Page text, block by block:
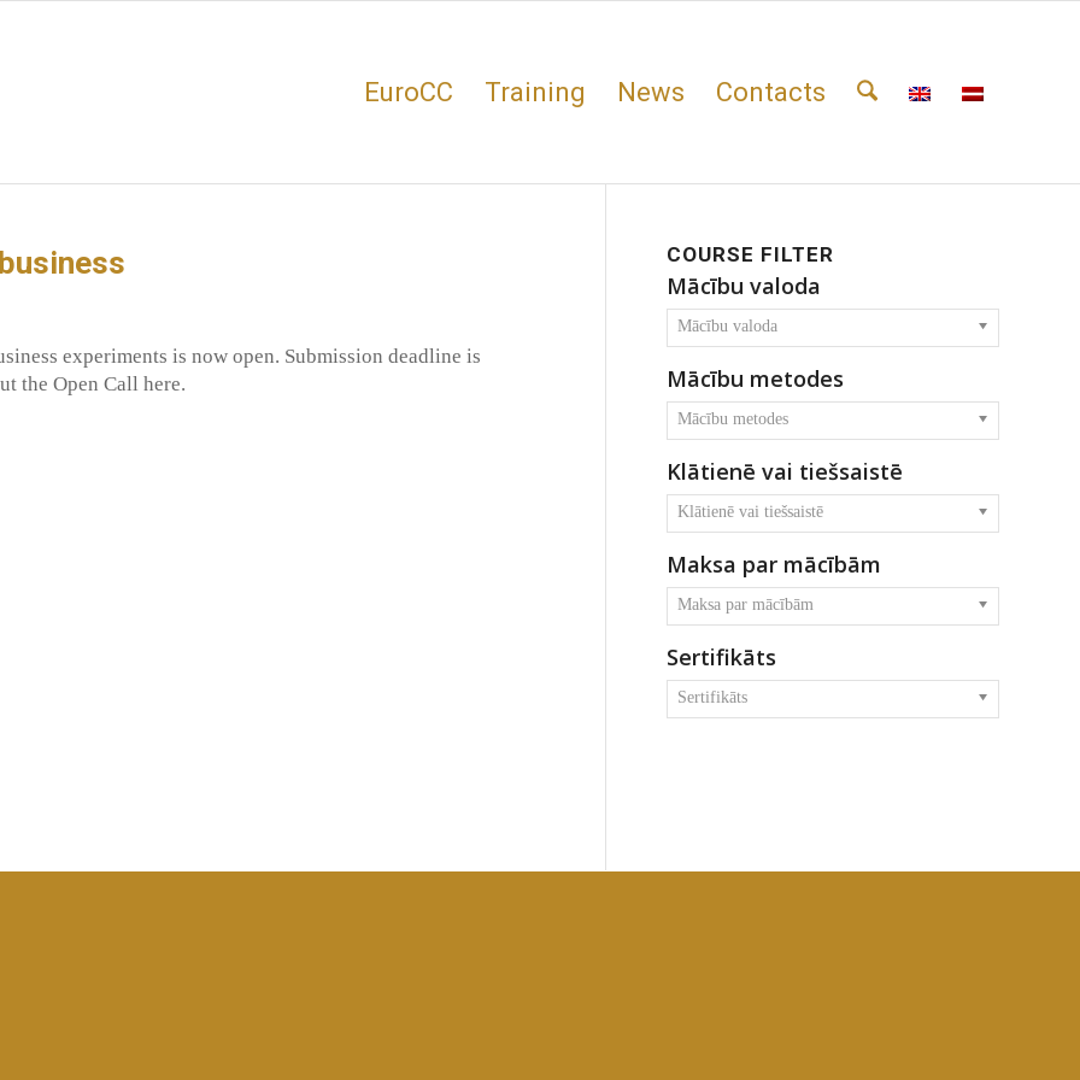
EuroCC Training News Contacts
experiments is now open. Submission deadline is
the Open Call here.
COURSE FILTER
Mācību valoda
Mācību valoda
Mācību metodes
Mācību metodes
Klātienē vai tiešsaistē
Klātienē vai tiešsaistē
Maksa par mācībām
Maksa par mācībām
Sertifikāts
Sertifikāts